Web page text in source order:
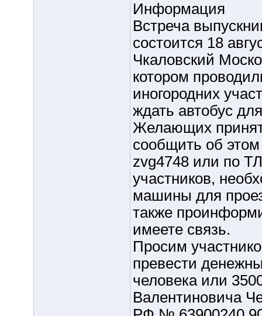
Информация
Встреча
состоится 18
Чкаловский
котором
иногородних
ждать автобус
Желающих
сообщить об
zvg4748 или по
участников,
машины для
также
имеете связь.
Просим
превести
человека или
Валентиновича